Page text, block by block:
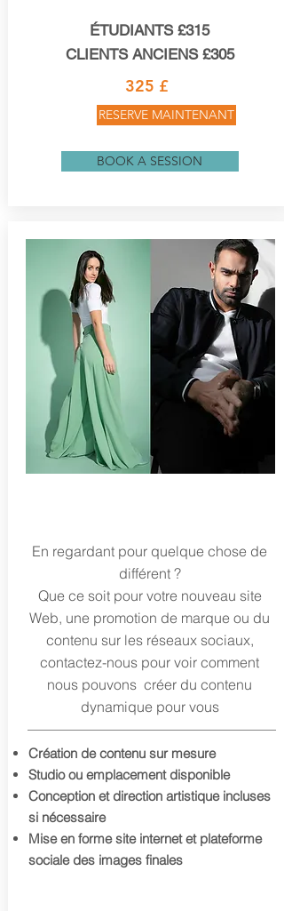
ÉTUDIANTS £315
CLIENTS ANCIENS £305
325 £
RESERVE MAINTENANT
BOOK A SESSION
En regardant pour quelque chose de
différent ?
Que ce soit pour votre nouveau site
Web, une promotion de marque ou du
contenu sur les réseaux sociaux,
contactez-nous pour voir comment
nous pouvons créer du contenu
dynamique pour vous
Création de contenu sur mesure
Studio ou emplacement disponible
Conception et direction artistique incluses
si nécessaire
Mise en forme site internet et plateforme
sociale des images finales